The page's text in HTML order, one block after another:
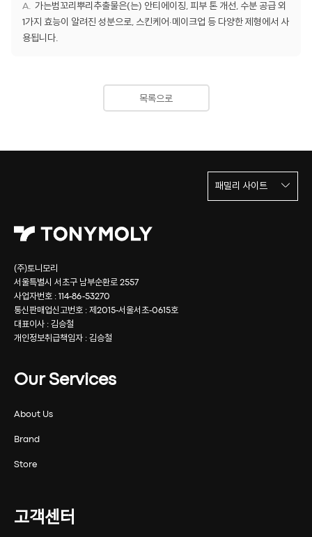
가는범꼬리뿌리추출물은(는) 안티에이징, 피부 톤 개선, 수분 공급 외
1가지 효능이 알려진 성분으로, 스킨케어·메이크업 등 다양한 제형에서 사
용됩니다.
목록으로
(주)토니모리
서울특별시 서초구 남부순환로 2557
사업자번호 : 114-86-53270
통신판매업신고번호 : 제2015-서울서초-0615호
대표이사 : 김승철
개인정보취급책임자 : 김승철
Our Services
About Us
Brand
Store
고객센터
패밀리 사이트